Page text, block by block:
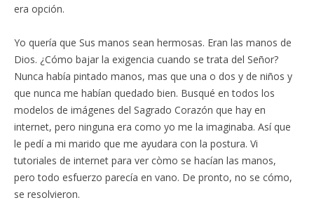
era opción.
Yo quería que Sus manos sean hermosas. Eran las manos de
Dios. ¿Cómo bajar la exigencia cuando se trata del Señor?
Nunca había pintado manos, mas que una o dos y de niños y
que nunca me habían quedado bien. Busqué en todos los
modelos de imágenes del Sagrado Corazón que hay en
internet, pero ninguna era como yo me la imaginaba. Así que
le pedí a mi marido que me ayudara con la postura. Vi
tutoriales de internet para ver còmo se hacían las manos,
pero todo esfuerzo parecía en vano. De pronto, no se cómo,
se resolvieron.